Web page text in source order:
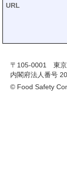
URL
〒105-0001 東京
内閣府法人番号
© Food Safety